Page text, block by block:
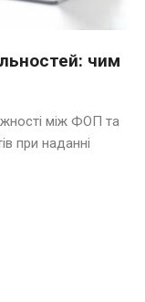
чим
між ФОП та
при наданні